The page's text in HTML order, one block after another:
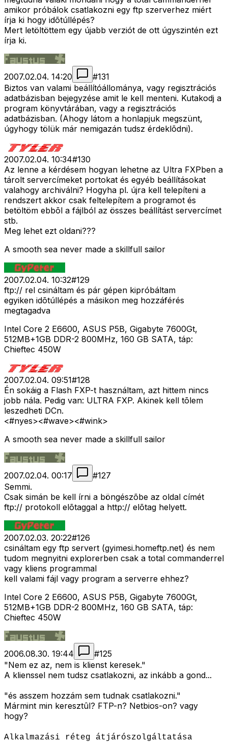
amikor próbálok csatlakozni egy ftp szerverhez miért
írja ki hogy idõtúllépés?
Mert letöltöttem egy újabb verziót de ott úgyszintén ezt
írja ki.
2007.02.04. 14:20 #131
Biztos van valami beállítóállománya, vagy regisztrációs
adatbázisban bejegyzése amit le kell menteni. Kutakodj a
program könyvtárában, vagy a regisztrációs
adatbázisban. (Ahogy látom a honlapjuk megszünt,
úgyhogy tölük már nemigazán tudsz érdeklõdni).
2007.02.04. 10:34#130
Az lenne a kérdésem hogyan lehetne az Ultra FXPben a
tárolt servercímeket portokat és egyéb beállításokat
valahogy archiválni? Hogyha pl. újra kell telepíteni a
rendszert akkor csak feltelepítem a programot és
betöltöm ebbõl a fájlból az összes beállítást servercímet
stb.
Meg lehet ezt oldani???
A smooth sea never made a skillfull sailor
2007.02.04. 10:32#129
ftp:// rel csináltam és pár gépen kipróbáltam
egyiken idõtúllépés a másikon meg hozzáférés
megtagadva
Intel Core 2 E6600, ASUS P5B, Gigabyte 7600Gt,
512MB+1GB DDR-2 800MHz, 160 GB SATA, táp:
Chieftec 450W
2007.02.04. 09:51#128
Én sokáig a Flash FXP-t használtam, azt hittem nincs
jobb nála. Pedig van: ULTRA FXP. Akinek kell tõlem
leszedheti DCn.
<#nyes><#wave><#wink>
A smooth sea never made a skillfull sailor
2007.02.04. 00:17 #127
Semmi.
Csak simán be kell írni a böngészõbe az oldal címét
ftp:// protokoll elõtaggal a http:// elõtag helyett.
2007.02.03. 20:22#126
csináltam egy ftp servert (gyimesi.homeftp.net) és nem
tudom megnyitni explorerben csak a total commanderrel
vagy kliens programmal
kell valami fájl vagy program a serverre ehhez?
Intel Core 2 E6600, ASUS P5B, Gigabyte 7600Gt,
512MB+1GB DDR-2 800MHz, 160 GB SATA, táp:
Chieftec 450W
2006.08.30. 19:44 #125
"Nem ez az, nem is klienst keresek."
A klienssel nem tudsz csatlakozni, az inkább a gond...
"és asszem hozzám sem tudnak csatlakozni."
Mármint min keresztûl? FTP-n? Netbios-on? vagy
hogy?
Alkalmazási réteg átjárószolgáltatása